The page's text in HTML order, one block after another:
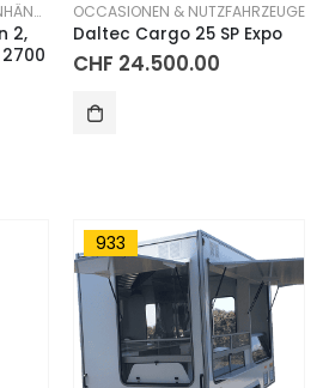
MOTORRADTRANSPORTANHÄNGER KOFFER GESCHLOSSEN ,
2,
OCCASIONEN & NUTZFAHRZEUGE
Daltec Cargo 25 SP Expo
CHF 24.500.00
933